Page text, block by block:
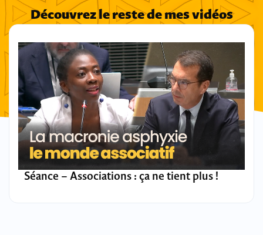
Découvrez le reste de mes vidéos
Séance – Associations : ça ne tient plus !